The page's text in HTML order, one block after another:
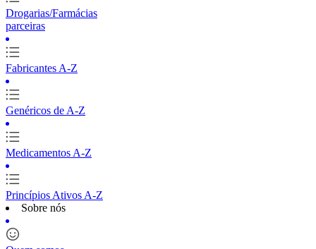
Drogarias/Farmácias
parceiras
Fabricantes A-Z
Genéricos de A-Z
Medicamentos A-Z
Princípios Ativos A-Z
Sobre nós